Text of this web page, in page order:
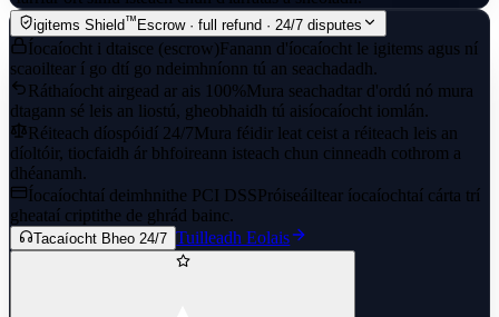
igitems Shield™Escrow · full refund · 24/7 disputes
Íocaíocht i dtaisce (escrow)Fanann d'íocaíocht le igitems agus ní
scaoiltear í go dtí go ndeimhníonn tú an seachadadh.
Ráthaíocht airgead ar ais 100%Mura seachadtar d'ordú nó mura
dtagann sé leis an liostú, gheobhaidh tú aisíocaíocht iomlán.
Réiteach díospóidí 24/7Mura féidir leat ceist a réiteach leis an
díoltóir, tiocfaidh ár bhfoireann isteach chun cinneadh cothrom a
dhéanamh.
Íocaíochtaí deimhnithe PCI DSSPróiseáiltear íocaíochtaí cárta trí
gheataí criptithe de ghrád bainc.
Tacaíocht Bheo 24/7 Tuilleadh Eolais